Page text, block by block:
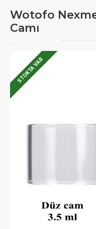
Wotofo
Camı
STOKTA VAR